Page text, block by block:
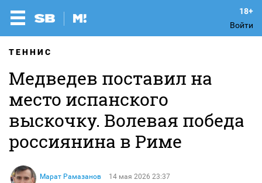
Войти
ТЕННИС
Медведев поставил на
место испанского
выскочку. Волевая победа
россиянина в Риме
Марат Рамазанов 14 мая 2026 23:37